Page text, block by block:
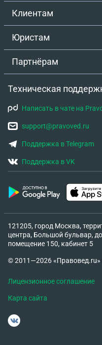
Клиентам
Юристам
Партнёрам
Техническая
Написать в чате на
support@pravoved.ru
Поддержка в Telegram
Поддержка в VK
121205, город Москва,
центра, Большой бульвар,
помещение 150, кабинет 5
© 2011—2026
Лицензионное соглашение
Карта сайта